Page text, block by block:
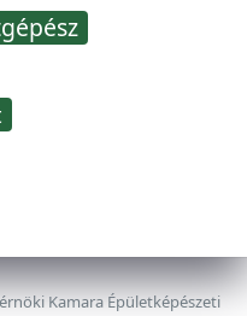
Kamara Épületképészeti